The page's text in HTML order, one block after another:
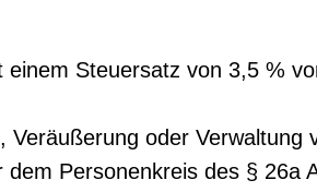
einem Steuersatz von 3,5 %
oder Verwaltung
Personenkreis des § 26a